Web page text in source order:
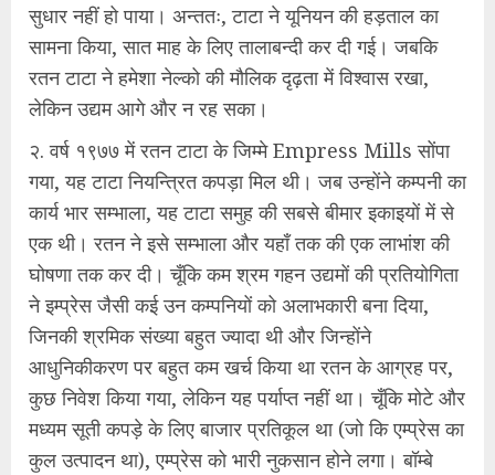
सुधार नहीं हो पाया। अन्ततः, टाटा ने यूनियन की हड़ताल का
सामना किया, सात माह के लिए तालाबन्दी कर दी गई। जबकि
रतन टाटा ने हमेशा नेल्को की मौलिक दृढ़ता में विश्वास रखा,
लेकिन उद्यम आगे और न रह सका।
२. वर्ष १९७७ में रतन टाटा के जिम्मे Empress Mills सोंपा
गया, यह टाटा नियन्त्रित कपड़ा मिल थी। जब उन्होंने कम्पनी का
कार्य भार सम्भाला, यह टाटा समुह की सबसे बीमार इकाइयों में से
एक थी। रतन ने इसे सम्भाला और यहाँ तक की एक लाभांश की
घोषणा तक कर दी। चूँकि कम श्रम गहन उद्यमों की प्रतियोगिता
ने इम्प्रेस जैसी कई उन कम्पनियों को अलाभकारी बना दिया,
जिनकी श्रमिक संख्या बहुत ज्यादा थी और जिन्होंने
आधुनिकीकरण पर बहुत कम खर्च किया था रतन के आग्रह पर,
कुछ निवेश किया गया, लेकिन यह पर्याप्त नहीं था। चूँकि मोटे और
मध्यम सूती कपड़े के लिए बाजार प्रतिकूल था (जो कि एम्प्रेस का
कुल उत्पादन था), एम्प्रेस को भारी नुकसान होने लगा। बॉम्बे